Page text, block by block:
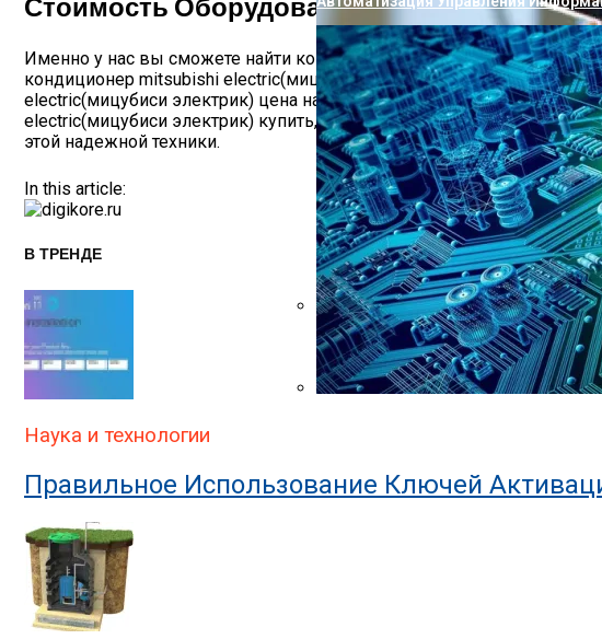
Проверка Воды Из Скважины На
Стоимость Оборудования
Именно у нас вы сможете найти кондиционер mitsubishi(мицубиси)
кондиционер mitsubishi electric(мицубиси электрик) купить, именно
electric(мицубиси электрик) цена на который будет наиболее
electric(мицубиси электрик) купить, вы не останетесь
этой надежной техники.
In this article:
В ТРЕНДЕ
Наука и технологии
Правильное Использование Ключей